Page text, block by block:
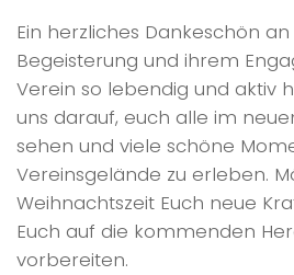
Ein herzliches Dankeschön
Begeisterung und ihrem
Verein so lebendig und aktiv
uns darauf, euch alle im
sehen und viele schöne
Vereinsgelände zu erleben.
Weihnachtszeit Euch neue
Euch auf die kommenden
vorbereiten.